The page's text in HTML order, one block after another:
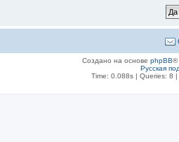
Создано на основе phpBB®
Русская
Time: 0.088s| Queries: 8